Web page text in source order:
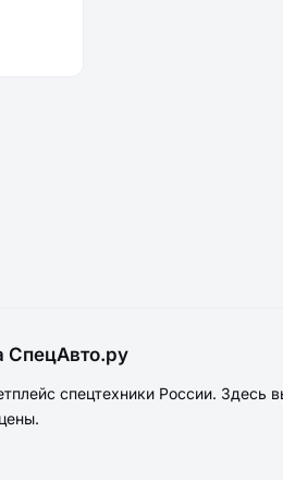
СпецАвто.ру
спецтехники России. Здесь